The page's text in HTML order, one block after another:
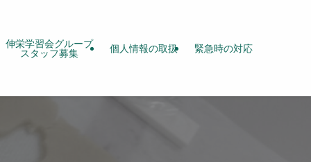
伸栄学習会グループ
スタッフ募集
個人情報の取扱 緊急時の対応